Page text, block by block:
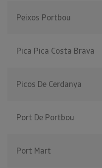
Peixos Portbou
Pica Pica Costa Brava
Picos De Cerdanya
Port De Portbou
Port Mart